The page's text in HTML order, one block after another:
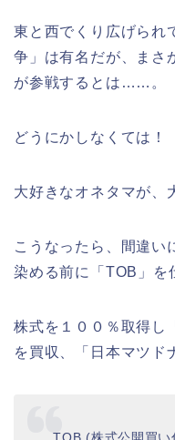
東と西でくり広げられ
争」は有名だが、まさ
が参戦するとは……。
どうにかしなくては！
大好きなオネタマが、
こうなったら、間違い
染める前に「TOB」を
株式を１００％取得し
を買収、「日本マツド